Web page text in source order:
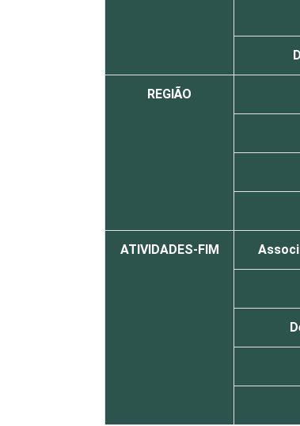
REGIÃO
ATIVIDADES-FIM